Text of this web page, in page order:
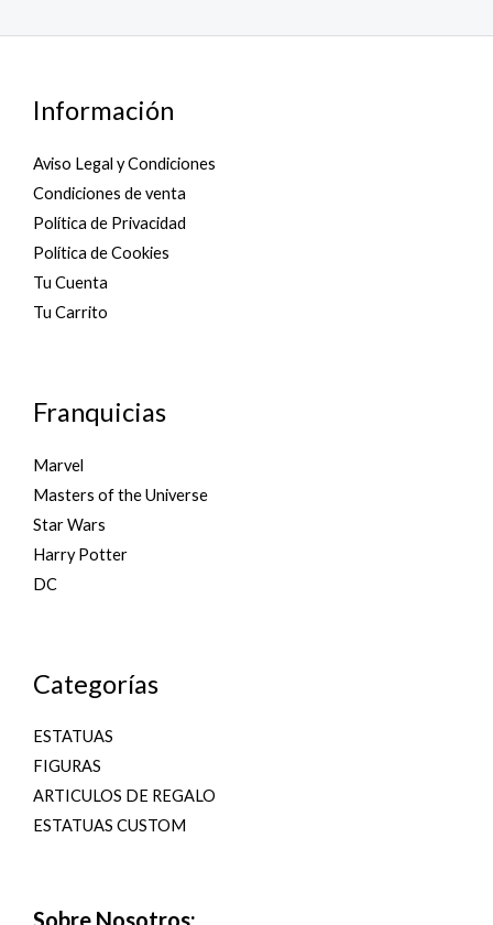
5
e
t
5
Información
Aviso Legal y Condiciones
Condiciones de venta
Política de Privacidad
Política de Cookies
Tu Cuenta
Tu Carrito
Franquicias
Marvel
Masters of the Universe
Star Wars
Harry Potter
DC
Categorías
ESTATUAS
FIGURAS
ARTICULOS DE REGALO
ESTATUAS CUSTOM
Sobre Nosotros: